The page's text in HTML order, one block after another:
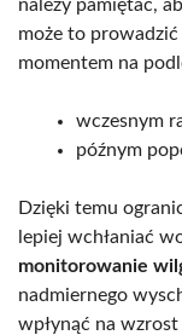
należy pamiętać,
może to prowadzić
momentem na
wczesnym
późnym
Dzięki temu
lepiej wchłaniać
monitorowanie
nadmiernego
wpłynąć na